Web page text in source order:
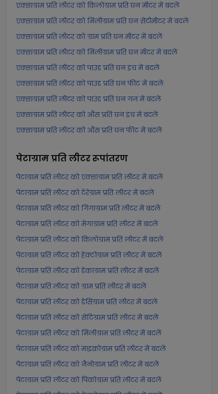
एक्साग्राम प्रति लीटर को किलोग्राम प्रति घन मीटर में बदलें
एक्साग्राम प्रति लीटर को मिलीग्राम प्रति घन सेंटीमीटर में बदलें
एक्साग्राम प्रति लीटर को ग्राम प्रति घन मीटर में बदलें
एक्साग्राम प्रति लीटर को मिलीग्राम प्रति घन मीटर में बदलें
एक्साग्राम प्रति लीटर को पाउंड प्रति घन इंच में बदलें
एक्साग्राम प्रति लीटर को पाउंड प्रति घन फीट में बदलें
एक्साग्राम प्रति लीटर को पाउंड प्रति घन गज में बदलें
एक्साग्राम प्रति लीटर को औंस प्रति घन इंच में बदलें
एक्साग्राम प्रति लीटर को औंस प्रति घन फीट में बदलें
पेटाग्राम प्रति लीटररूपांतरण
पेटाग्राम प्रति लीटर को एक्साग्राम प्रति लीटर में बदलें
पेटाग्राम प्रति लीटर को टेरेग्राम प्रति लीटर में बदलें
पेटाग्राम प्रति लीटर को गिगाग्राम प्रति लीटर में बदलें
पेटाग्राम प्रति लीटर को मेगाग्राम प्रति लीटर में बदलें
पेटाग्राम प्रति लीटर को किलोग्राम प्रति लीटर में बदलें
पेटाग्राम प्रति लीटर को हेक्टोग्राम प्रति लीटर में बदलें
पेटाग्राम प्रति लीटर को डेकाग्राम प्रति लीटर में बदलें
पेटाग्राम प्रति लीटर को ग्राम प्रति लीटर में बदलें
पेटाग्राम प्रति लीटर को डेसिग्राम प्रति लीटर में बदलें
पेटाग्राम प्रति लीटर को सेंटिग्राम प्रति लीटर में बदलें
पेटाग्राम प्रति लीटर को मिलीग्राम प्रति लीटर में बदलें
पेटाग्राम प्रति लीटर को माइक्रोग्राम प्रति लीटर में बदलें
पेटाग्राम प्रति लीटर को नैनोग्राम प्रति लीटर में बदलें
पेटाग्राम प्रति लीटर को पिकोग्राम प्रति लीटर में बदलें